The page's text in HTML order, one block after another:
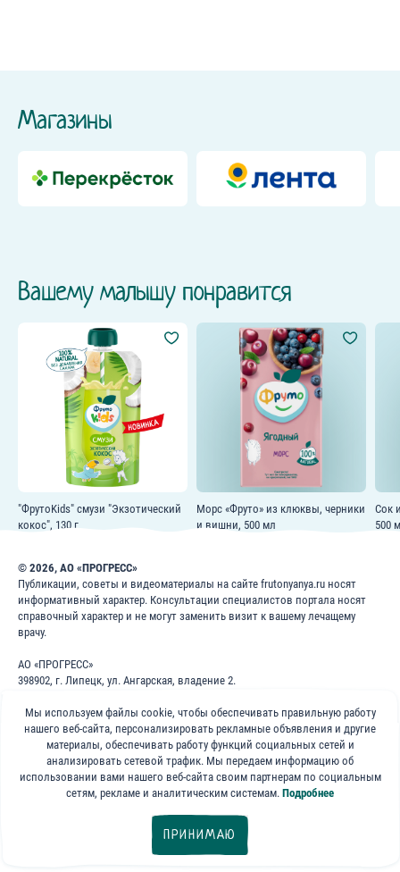
Магазины
Вашему малышу понравится
"ФрутоKids" смузи "Экзотический
кокос", 130 г
Морс «Фруто» из клюквы, черники
и вишни, 500 мл
Сок
500
© 2026, АО «ПРОГРЕСС»
Публикации, советы и видеоматериалы на сайте frutonyanya.ru носят
информативный характер. Консультации специалистов портала носят
справочный характер и не могут заменить визит к вашему лечащему
врачу.
АО «ПРОГРЕСС»
398902, г. Липецк, ул. Ангарская, владение 2.
ОГРН: 1024840823996
8 800 200 1 400
Бесплатно для звонков по России
Мы используем файлы cookie, чтобы обеспечивать правильную работу
нашего веб-сайта, персонализировать рекламные объявления и другие
материалы, обеспечивать работу функций социальных сетей и
анализировать сетевой трафик. Мы передаем информацию об
использовании вами нашего веб-сайта своим партнерам по социальным
сетям, рекламе и аналитическим системам. Подробнее
ПРИНИМАЮ